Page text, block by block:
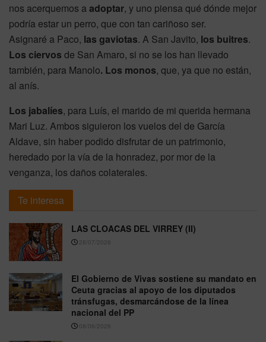
nos acerquemos a adoptar, y uno piensa qué dónde mejor
podría estar un perro, que con tan cariñoso ser.
Asignaré a Paco, las gaviotas. A San Javito, los buitres.
Los ciervos de San Amaro, si no se los han llevado
también, para Manolo. Los monos, que, ya que no están,
al anís.
Los jabalíes, para Luís, el marido de mi querida hermana
Mari Luz. Ambos siguieron los vuelos del de García
Aldave, sin haber podido disfrutar de un patrimonio,
heredado por la vía de la honradez, por mor de la
venganza, los daños colaterales.
Te interesa
LAS CLOACAS DEL VIRREY (II)
28/07/2026
El Gobierno de Vivas sostiene su mandato en
Ceuta gracias al apoyo de los diputados
tránsfugas, desmarcándose de la línea
nacional del PP
08/06/2026